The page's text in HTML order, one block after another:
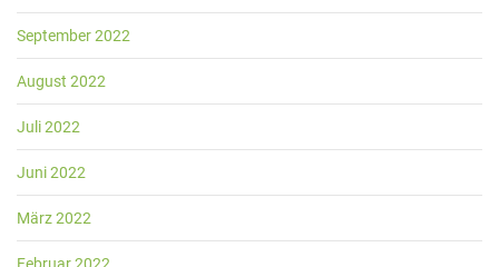
September 2022
August 2022
Juli 2022
Juni 2022
März 2022
Februar 2022